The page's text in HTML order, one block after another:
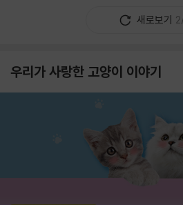
새로보기
우리가 사랑한 고양이 이야기